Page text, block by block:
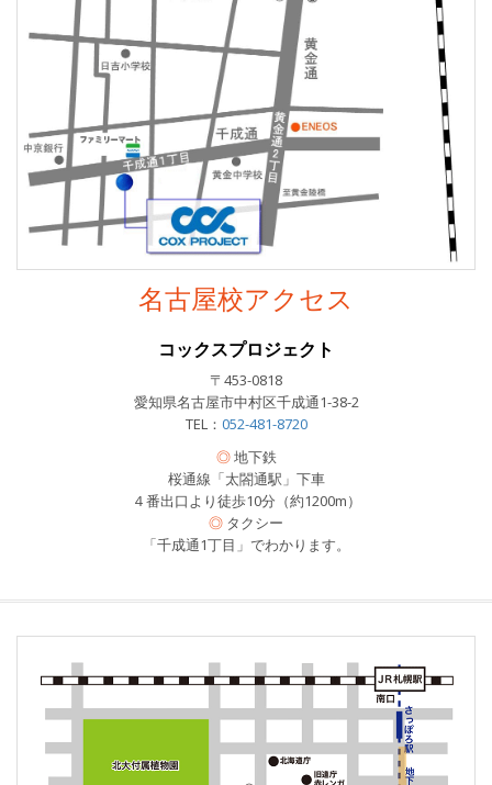
名古屋校アクセス
コックスプロジェクト
〒453-0818
愛知県名古屋市中村区千成通1-38-2
TEL： 052-481-8720
◎地下鉄
桜通線「太閤通駅」下車
４番出口より徒歩10分（約1200m）
◎ タクシー
「千成通1丁目」でわかります。